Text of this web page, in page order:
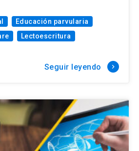
Educación parvularia
Lectoescritura
Seguir leyendo keyboard_arrow_right